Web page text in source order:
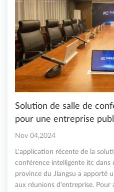
Solution de salle de
pour une entreprise
Nov 04,2024
L'application récente de la
conférence intelligente itc dans
province du Jiangsu a apporté
aux réunions d'entreprise.